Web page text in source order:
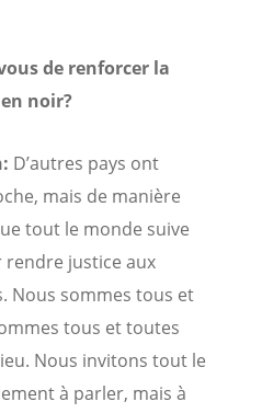
de renforcer la
noir?
D’autres pays ont
mais de manière
tout le monde suive
rendre justice aux
Nous sommes tous et
tous et toutes
Nous invitons tout le
à parler, mais à